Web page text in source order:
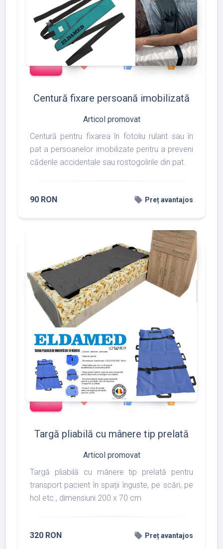
favorite thumb_up
175
shopping_basket
Centură fixare persoană imobilizată
Articol promovat
Centură pentru fixarea în fotoliu rulant sau în
pat a persoanelor imobilizate pentru a preveni
căderile accidentale sau rostogolirile din pat.
90 RON local_offer Preț avantajos
add_shopping_cart 288
favorite thumb_up
783
shopping_basket
Targă pliabilă cu mânere tip prelată
Articol promovat
Targă pliabilă cu mânere tip prelată pentru
transport pacient în spații înguste, pe scări, pe
hol etc., dimensiuni 200 x 70 cm
320 RON local_offer Preț avantajos